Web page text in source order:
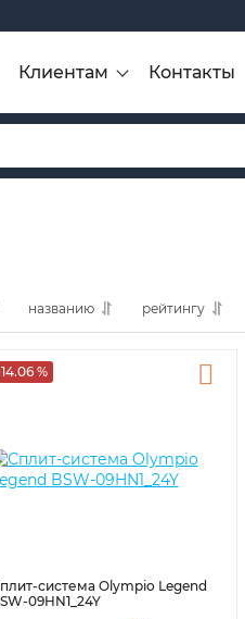
Клиентам Контакты
названию рейтингу
%
система Olympio Legend
09HN1_24Y